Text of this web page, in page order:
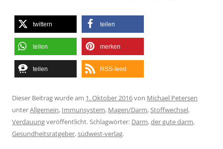
twittern teilen
teilen merken
teilen RSS-feed
Dieser Beitrag wurde am 1. Oktober 2016von Michael Petersen
unterAllgemein, Immunsystem, Magen/Darm,Stoffwechsel,
Verdauungveröffentlicht. Schlagwörter: Darm,der gute darm,
Gesundheitsratgeber,südwest-verlag.